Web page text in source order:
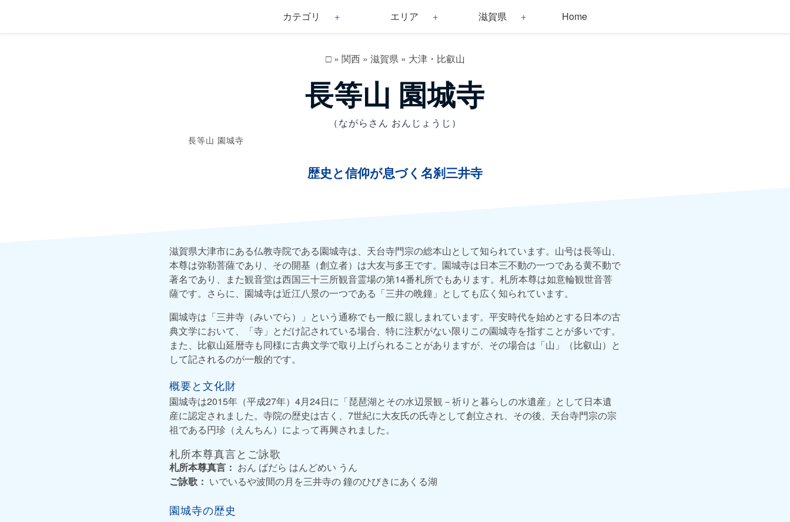
カテゴリ エリア 滋賀県 Home
□» 関西» 滋賀県» 大津・比叡山
長等山 園城寺
（ながらさん おんじょうじ）
長等山 園城寺
歴史と信仰が息づく名刹三井寺
滋賀県大津市にある仏教寺院である園城寺は、天台寺門宗の総本山として知られています。山号は長等山、
本尊は弥勒菩薩であり、その開基（創立者）は大友与多王です。園城寺は日本三不動の一つである黄不動で
著名であり、また観音堂は西国三十三所観音霊場の第14番札所でもあります。札所本尊は如意輪観世音菩
薩です。さらに、園城寺は近江八景の一つである「三井の晩鐘」としても広く知られています。
園城寺は「三井寺（みいでら）」という通称でも一般に親しまれています。平安時代を始めとする日本の古
典文学において、「寺」とだけ記されている場合、特に注釈がない限りこの園城寺を指すことが多いです。
また、比叡山延暦寺も同様に古典文学で取り上げられることがありますが、その場合は「山」（比叡山）と
して記されるのが一般的です。
概要と文化財
園城寺は2015年（平成27年）4月24日に「琵琶湖とその水辺景観－祈りと暮らしの水遺産」として日本遺
産に認定されました。寺院の歴史は古く、7世紀に大友氏の氏寺として創立され、その後、天台寺門宗の宗
祖である円珍（えんちん）によって再興されました。
札所本尊真言とご詠歌
札所本尊真言： おん ばだら はんどめい うん
ご詠歌： いでいるや波間の月を三井寺の 鐘のひびきにあくる湖
園城寺の歴史